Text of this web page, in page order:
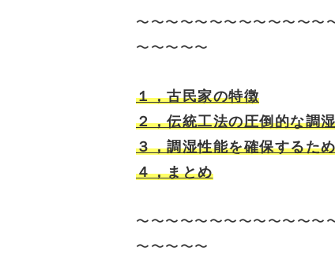
〜〜〜〜〜〜〜〜〜〜〜〜〜
〜〜〜〜〜
１，古民家の特徴
２，伝統工法の圧倒的な調
３，調湿性能を確保するた
４，まとめ
〜〜〜〜〜〜〜〜〜〜〜〜〜
〜〜〜〜〜